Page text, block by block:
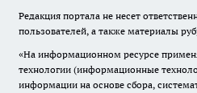
Редакция портала не несет
пользователей, а также материалы
«На информационном ресурсе
технологии (информационные
информации на основе сбора,